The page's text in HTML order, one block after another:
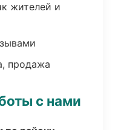
жителей и
продажа
с нами